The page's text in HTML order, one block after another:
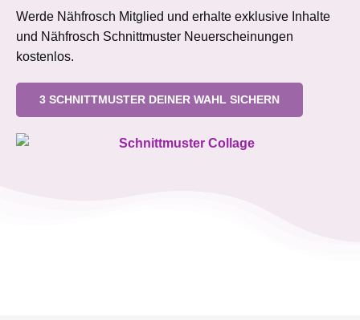
Werde Nähfrosch Mitglied und erhalte exklusive Inhalte
und Nähfrosch Schnittmuster Neuerscheinungen
kostenlos.
3 SCHNITTMUSTER DEINER WAHL SICHERN